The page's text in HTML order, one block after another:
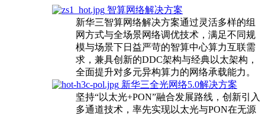
智算网络解决方案
新华三智算网络解决方案通过灵活多样的组
网方式与全场景网络调优技术，满足不同规
模与场景下日益严苛的智算中心算力互联需
求，兼具创新的DDC架构与经典以太架构，
全面提升对多元异构算力的网络承载能力。
新华三全光网络5.0解决方案
坚持“以太光+PON”融合发展路线，创新引入
多通道技术，率先实现以太光与PON在无源